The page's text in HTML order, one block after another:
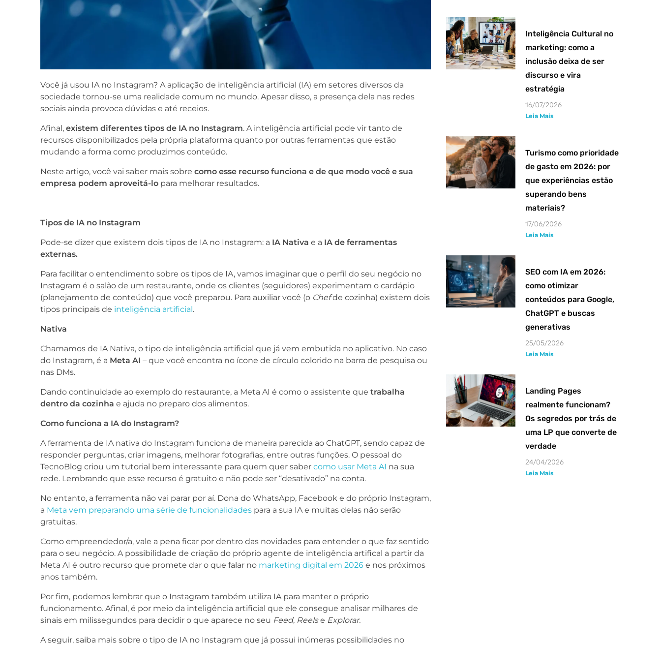
Você já usou IA no Instagram? A aplicação de inteligência artificial (IA) em setores diversos da
sociedade tornou-se uma realidade comum no mundo. Apesar disso, a presença dela nas redes
sociais ainda provoca dúvidas e até receios.
Afinal, existem diferentes tipos de IA no Instagram. A inteligência artificial pode vir tanto de
recursos disponibilizados pela própria plataforma quanto por outras ferramentas que estão
mudando a forma como produzimos conteúdo.
Neste artigo, você vai saber mais sobre como esse recurso funciona e de que modo você e sua
empresa podem aproveitá-lo para melhorar resultados.
Tipos de IA no Instagram
Pode-se dizer que existem dois tipos de IA no Instagram: a IA Nativa e a IA de ferramentas
externas.
Para facilitar o entendimento sobre os tipos de IA, vamos imaginar que o perfil do seu negócio no
Instagram é o salão de um restaurante, onde os clientes (seguidores) experimentam o cardápio
(planejamento de conteúdo) que você preparou. Para auxiliar você (o Chefde cozinha) existem dois
tipos principais de inteligência artificial.
Nativa
Chamamos de IA Nativa, o tipo de inteligência artificial que já vem embutida no aplicativo. No caso
do Instagram, é a Meta AI – que você encontra no ícone de círculo colorido na barra de pesquisa ou
nas DMs.
Dando continuidade ao exemplo do restaurante, a Meta AI é como o assistente que trabalha
dentro da cozinha e ajuda no preparo dos alimentos.
Como funciona a IA do Instagram?
A ferramenta de IA nativa do Instagram funciona de maneira parecida ao ChatGPT, sendo capaz de
responder perguntas, criar imagens, melhorar fotografias, entre outras funções. O pessoal do
TecnoBlog criou um tutorial bem interessante para quem quer saber como usar Meta AI na sua
rede. Lembrando que esse recurso é gratuito e não pode ser “desativado” na conta.
No entanto, a ferramenta não vai parar por aí. Dona do WhatsApp, Facebook e do próprio Instagram,
a Meta vem preparando uma série de funcionalidades para a sua IA e muitas delas não serão
gratuitas.
Como empreendedor/a, vale a pena ficar por dentro das novidades para entender o que faz sentido
para o seu negócio. A possibilidade de criação do próprio agente de inteligência artifical a partir da
Meta AI é outro recurso que promete dar o que falar no marketing digital em 2026 e nos próximos
anos também.
Por fim, podemos lembrar que o Instagram também utiliza IA para manter o próprio
funcionamento. Afinal, é por meio da inteligência artificial que ele consegue analisar milhares de
sinais em milissegundos para decidir o que aparece no seu Feed, Reelse Explorar.
A seguir, saiba mais sobre o tipo de IA no Instagram que já possui inúmeras possibilidades no
Inteligência Cultural no
marketing: como a
inclusão deixa de ser
discurso e vira
estratégia
16/07/2026
Leia Mais
Turismo como prioridade
de gasto em 2026: por
que experiências estão
superando bens
materiais?
17/06/2026
Leia Mais
SEO com IA em 2026:
como otimizar
conteúdos para Google,
ChatGPT e buscas
generativas
25/05/2026
Leia Mais
Landing Pages
realmente funcionam?
Os segredos por trás de
uma LP que converte de
verdade
24/04/2026
Leia Mais